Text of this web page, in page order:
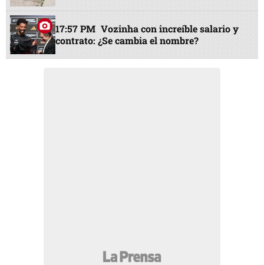
17:57 PM Vozinha con increíble salario y
contrato: ¿Se cambia el nombre?